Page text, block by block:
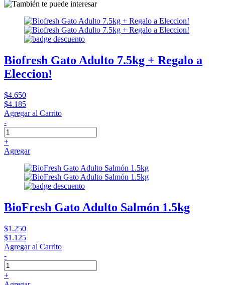
Biofresh Gato Adulto 7.5kg + Regalo a
Eleccion!
$4.650
$4.185
Agregar al Carrito
-
+
Agregar
BioFresh Gato Adulto Salmón 1.5kg
$1.250
$1.125
Agregar al Carrito
-
+